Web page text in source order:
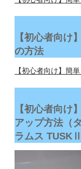
【初心者向け
の方法
【初心者向け】簡
【初心者向け
アップ方法
ラムス TUSKⅡ